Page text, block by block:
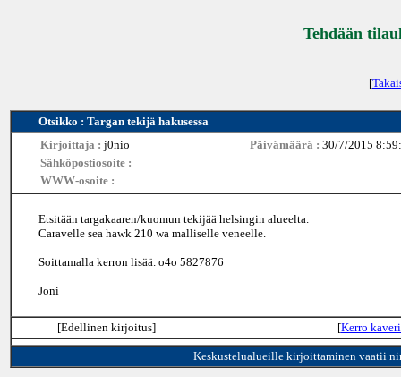
Tehdään
[
Otsikko : Targan tekijä hakusessa
Kirjoittaja : j0nio Päivämäärä : 30/7/2015
Sähköpostiosoite :
WWW-osoite :
Etsitään targakaaren/kuomun tekijää helsingin alueelta.
Caravelle sea hawk 210 wa malliselle veneelle.
Soittamalla kerron lisää. o4o 5827876
Joni
[Edellinen kirjoitus] [Kerro
Keskustelualueille kirjoittaminen vaatii